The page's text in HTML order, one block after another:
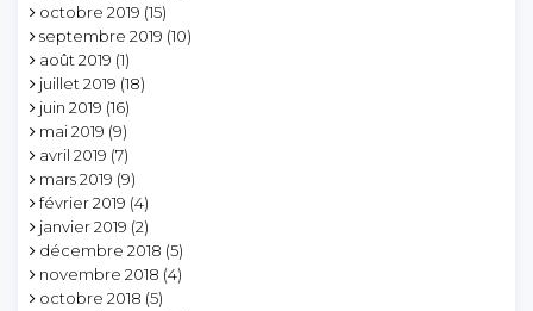
octobre 2019 (15)
septembre 2019 (10)
août 2019 (1)
juillet 2019 (18)
juin 2019 (16)
mai 2019 (9)
avril 2019 (7)
mars 2019 (9)
février 2019 (4)
janvier 2019 (2)
décembre 2018 (5)
novembre 2018 (4)
octobre 2018 (5)